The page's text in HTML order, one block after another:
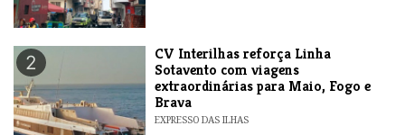
2
​CV Interilhas reforça Linha
Sotavento com viagens
extraordinárias para Maio, Fogo e
Brava
EXPRESSO DAS ILHAS